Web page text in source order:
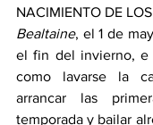
NACIMIENTO DE
Bealtaine, el 1 de
el fin del invierno, e
como lavarse la
arrancar las
temporada y bailar